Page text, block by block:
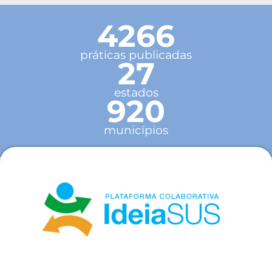
4266
práticas publicadas
27
estados
920
municípios